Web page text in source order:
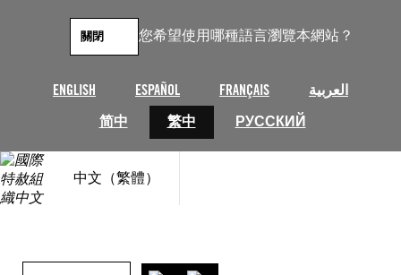
您希望使用哪種語言瀏覽本網站？
ENGLISH ESPAÑOL FRANÇAIS
العربية
简中
繁中 РУССКИЙ
關閉
中文（繁體）